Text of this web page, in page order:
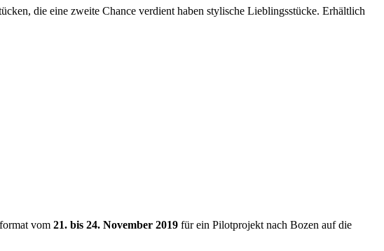
die eine zweite Chance verdient haben stylische Lieblingsstücke. Erhältlich
vom 21. bis 24. November 2019 für ein Pilotprojekt nach Bozen auf die